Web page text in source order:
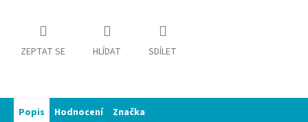
ZEPTAT SE HLÍDAT SDÍLET
Popis Hodnocení Značka